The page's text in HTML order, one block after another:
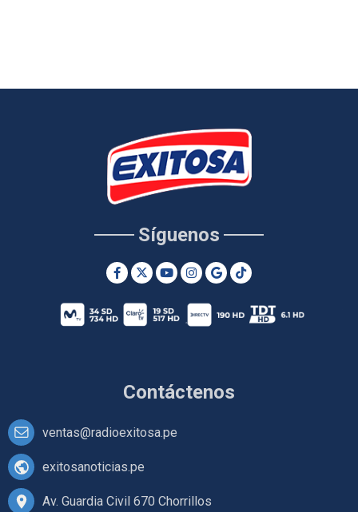
Contáctenos
ventas@radioexitosa.pe
exitosanoticias.pe
Av. Guardia Civil 670 Chorrillos
Síguenos